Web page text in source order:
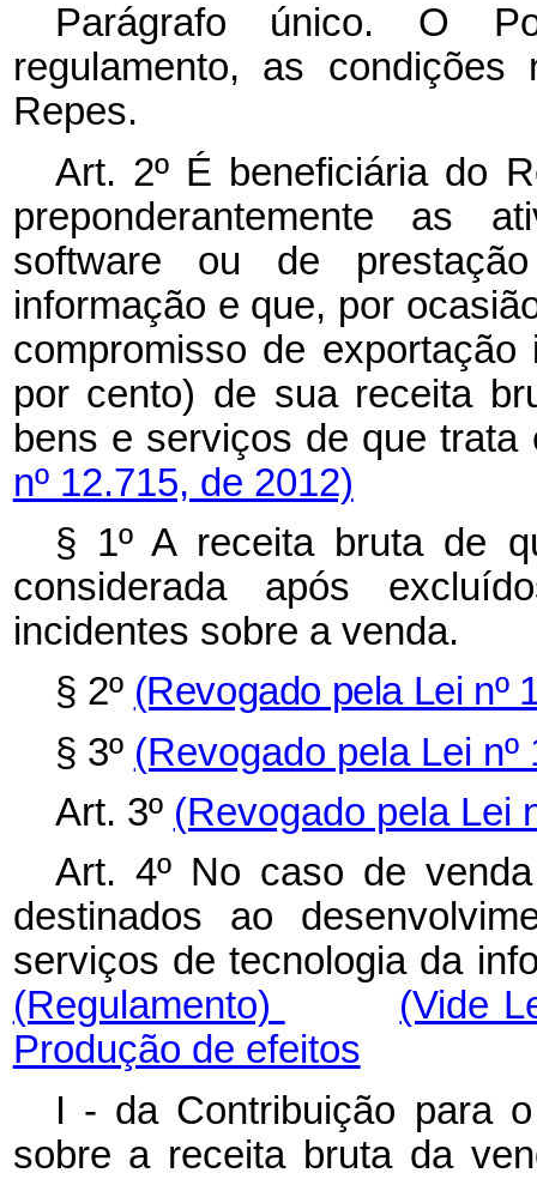
Parágrafo único. O
regulamento, as
Repes.
Art. 2º É beneficiária do
preponderantemente as
software ou de
informação e que, por
compromisso de
por cento) de sua receita
bens e serviços de que
nº 12.715, de 2012)
§ 1º A receita bruta de
considerada após
incidentes sobre a venda.
§ 2º (Revogado pela Lei nº
§ 3º (Revogado pela Lei nº
Art. 3º (Revogado pela Lei
Art. 4º No caso de
destinados ao
serviços de tecnologia da
(Regulamento)
(Vide
Produção de efeitos
I - da Contribuição para
sobre a receita bruta da